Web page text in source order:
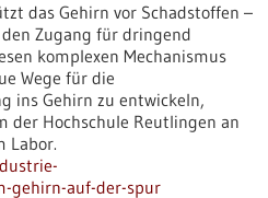
das Gehirn vor Schadstoffen –
Zugang für dringend
komplexen Mechanismus
Wege für die
ins Gehirn zu entwickeln,
der Hochschule Reutlingen an
Labor.
gehirn-auf-der-spur